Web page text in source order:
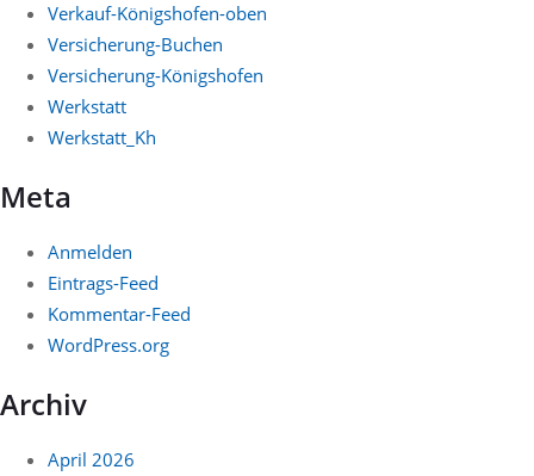
Verkauf-Königshofen-oben
Versicherung-Buchen
Versicherung-Königshofen
Werkstatt
Werkstatt_Kh
Meta
Anmelden
Eintrags-Feed
Kommentar-Feed
WordPress.org
Archiv
April 2026